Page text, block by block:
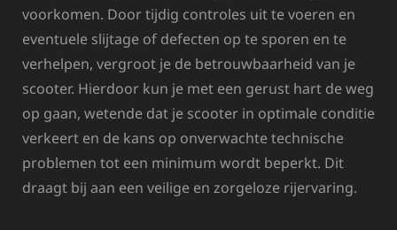
voorkomen. Door tijdig controles uit te voeren en
eventuele slijtage of defecten op te sporen en te
verhelpen, vergroot je de betrouwbaarheid van je
scooter. Hierdoor kun je met een gerust hart de weg
op gaan, wetende dat je scooter in optimale conditie
verkeert en de kans op onverwachte technische
problemen tot een minimum wordt beperkt. Dit
draagt bij aan een veilige en zorgeloze rijervaring.